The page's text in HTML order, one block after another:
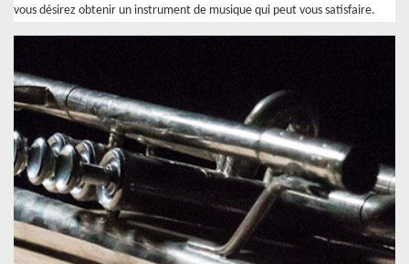
vous désirez obtenir un instrument de musique qui peut vous satisfaire.